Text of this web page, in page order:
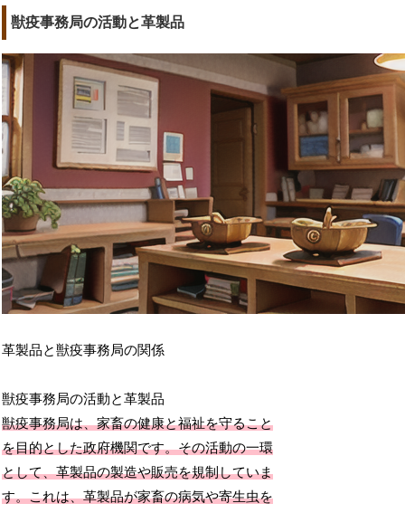
獣疫事務局の活動と革製品
革製品と獣疫事務局の関係
獣疫事務局の活動と革製品
獣疫事務局は、家畜の健康と福祉を守ること
を目的とした政府機関です。その活動の一環
として、革製品の製造や販売を規制していま
す。これは、革製品が家畜の病気や寄生虫を